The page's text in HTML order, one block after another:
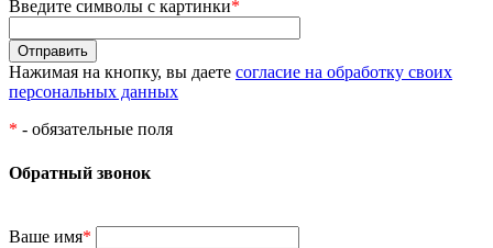
Введите символы с картинки*
Нажимая на кнопку, вы даете согласие на обработку своих
персональных данных
* - обязательные поля
Обратный звонок
Ваше имя*